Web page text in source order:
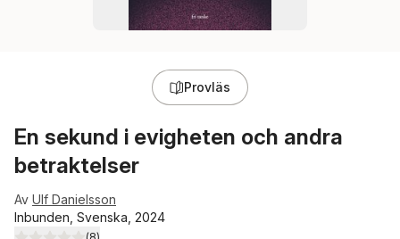
Provläs
En sekund i evigheten och andra
betraktelser
Av Ulf Danielsson
Inbunden, Svenska, 2024